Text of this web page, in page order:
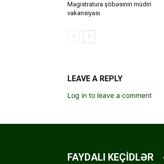
Magistratura şöbəsinin müdiri
vakansiyası
LEAVE A REPLY
Log in to leave a comment
FAYDALI KEÇİDLƏR